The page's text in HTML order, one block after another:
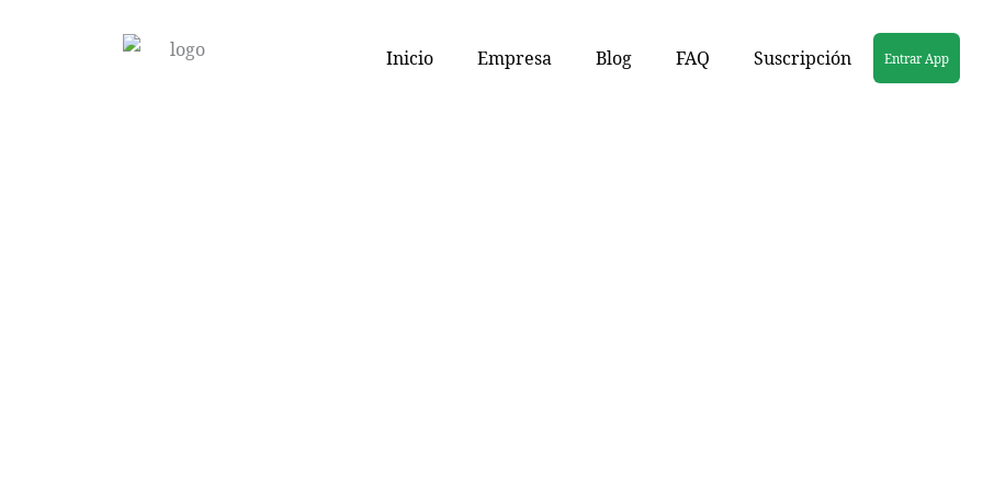
Inicio Empresa Blog FAQ Suscripción Entrar App